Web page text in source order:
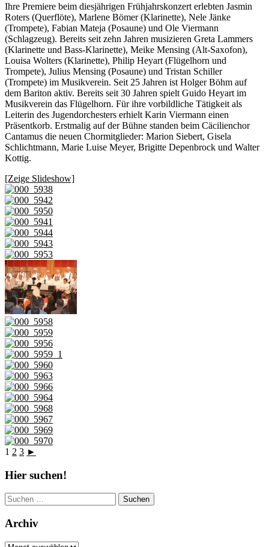
Ihre Premiere beim diesjährigen Frühjahrskonzert erlebten Jasmin
Roters (Querflöte), Marlene Bömer (Klarinette), Nele Jänke
(Trompete), Fabian Mateja (Posaune) und Ole Viermann
(Schlagzeug). Bereits seit zehn Jahren musizieren Greta Lammers
(Klarinette und Bass-Klarinette), Meike Mensing (Alt-Saxofon),
Louisa Wolters (Klarinette), Philip Heyart (Flügelhorn und
Trompete), Julius Mensing (Posaune) und Tristan Schiller
(Trompete) im Musikverein. Seit 25 Jahren ist Holger Böhm auf
dem Bariton aktiv. Bereits seit 30 Jahren spielt Guido Heyart im
Musikverein das Flügelhorn. Für ihre vorbildliche Tätigkeit als
Leiterin des Jugendorchesters erhielt Karin Viermann einen
Präsentkorb. Erstmalig auf der Bühne standen beim Cäcilienchor
Cantamus die neuen Chormitglieder: Marion Siebert, Gisela
Schlichtmann, Marie Luise Meyer, Brigitte Depenbrock und Walter
Kottig.
[Zeige Slideshow]
1 2 3 ►
Hier suchen!
Suchen
nach:
Archiv